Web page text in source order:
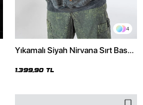
4
Yıkamalı Siyah Nirvana Sırt Baskılı
1.399,90 TL